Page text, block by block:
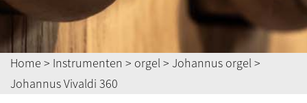
Home > Instrumenten > orgel> Johannus orgel>
Johannus Vivaldi 360